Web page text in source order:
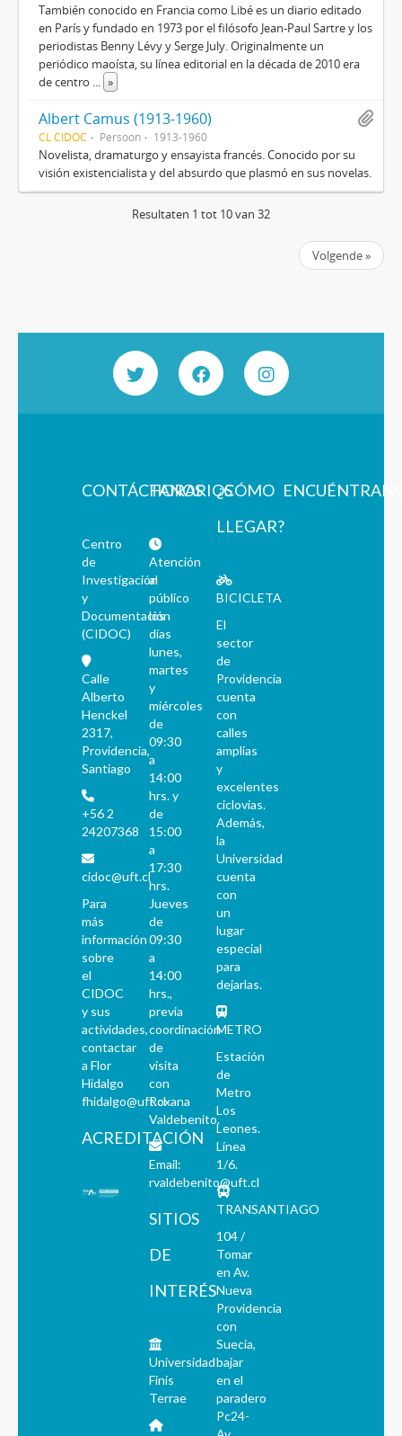
También conocido en Francia como Libé es un diario editado
en París y fundado en 1973 por el filósofo Jean-Paul Sartre y los
periodistas Benny Lévy y Serge July. Originalmente un
periódico maoísta, su línea editorial en la década de 2010 era
de centro ... »
Albert Camus (1913-1960)
CL CIDOC Persoon 1913-1960
Novelista, dramaturgo y ensayista francés. Conocido por su
visión existencialista y del absurdo que plasmó en sus novelas.
Resultaten 1 tot 10 van 32
Volgende »
CONTÁCTANOS
Centro
de
Investigación
y
Documentación
(CIDOC)
Calle
Alberto
Henckel
2317,
Providencia,
Santiago
+56 2
24207368
cidoc@uft.cl
Para
más
información
sobre
el
CIDOC
y sus
actividades,
contactar
a Flor
Hidalgo
fhidalgo@uft.cl
ACREDITACIÓN
HORARIOS
Atención
al
público
los
días
lunes,
martes
y
miércoles
de
09:30
a
14:00
hrs. y
de
15:00
a
17:30
hrs.
Jueves
de
09:30
a
14:00
hrs.,
previa
coordinación
de
visita
con
Roxana
Valdebenito.
Email:
rvaldebenito@uft.cl
SITIOS
DE
INTERÉS
Universidad
Finis
Terrae
¿CÓMO
LLEGAR?
BICICLETA
El
sector
de
Providencia
cuenta
con
calles
amplias
y
excelentes
ciclovías.
Además,
la
Universidad
cuenta
con
un
lugar
especial
para
dejarlas.
METRO
Estación
de
Metro
Los
Leones.
Línea
1/6.
TRANSANTIAGO
104 /
Tomar
en Av.
Nueva
Providencia
con
Suecia,
bajar
en el
paradero
Pc24-